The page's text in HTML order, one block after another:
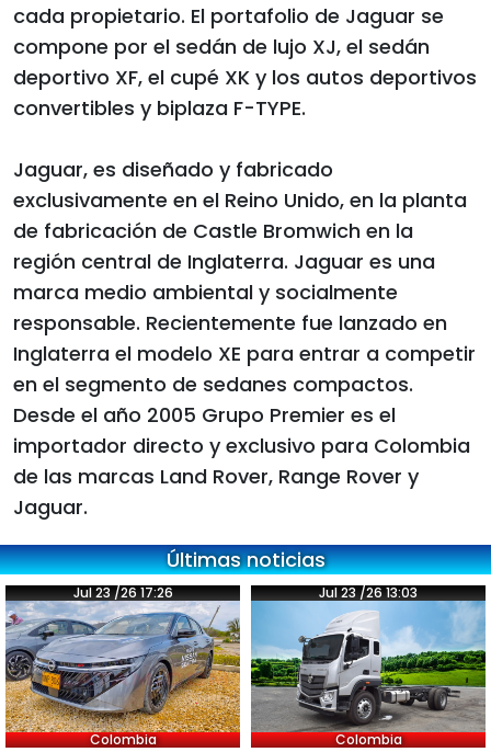
cada propietario. El portafolio de Jaguar se
compone por el sedán de lujo XJ, el sedán
deportivo XF, el cupé XK y los autos deportivos
convertibles y biplaza F-TYPE.
Jaguar, es diseñado y fabricado
exclusivamente en el Reino Unido, en la planta
de fabricación de Castle Bromwich en la
región central de Inglaterra. Jaguar es una
marca medio ambiental y socialmente
responsable. Recientemente fue lanzado en
Inglaterra el modelo XE para entrar a competir
en el segmento de sedanes compactos.
Desde el año 2005 Grupo Premier es el
importador directo y exclusivo para Colombia
de las marcas Land Rover, Range Rover y
Jaguar.
Últimas noticias
Jul 23 /26 17:26
Colombia
Jul 23 /26 13:03
Colombia